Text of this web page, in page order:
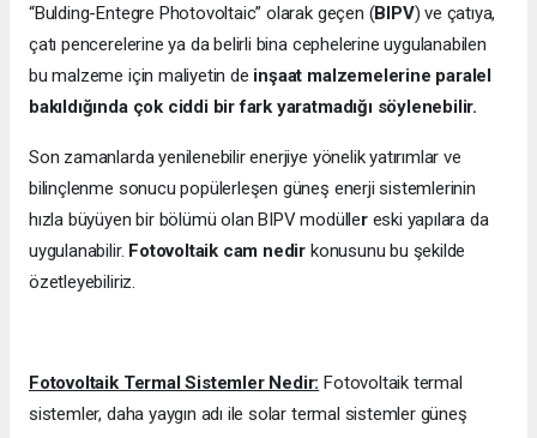
“Bulding-Entegre Photovoltaic” olarak geçen (BIPV) ve çatıya,
çatı pencerelerine ya da belirli bina cephelerine uygulanabilen
bu malzeme için maliyetin de inşaat malzemelerine paralel
bakıldığında çok ciddi bir fark yaratmadığı söylenebilir.
Son zamanlarda yenilenebilir enerjiye yönelik yatırımlar ve
bilinçlenme sonucu popülerleşen güneş enerji sistemlerinin
hızla büyüyen bir bölümü olan BIPV modüller eski yapılara da
uygulanabilir. Fotovoltaik cam nedir konusunu bu şekilde
özetleyebiliriz.
Fotovoltaik Termal Sistemler Nedir: Fotovoltaik termal
sistemler, daha yaygın adı ile solar termal sistemler güneş